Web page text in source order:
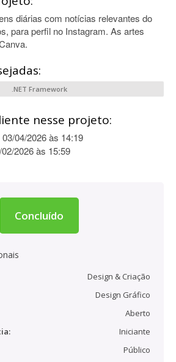
diárias com notícias relevantes do
para perfil no Instagram. As artes
.NET Framework
nesse projeto:
03/04/2026 às 14:19
2026 às 15:59
Concluído
Design & Criação
Design Gráfico
Aberto
Iniciante
Público